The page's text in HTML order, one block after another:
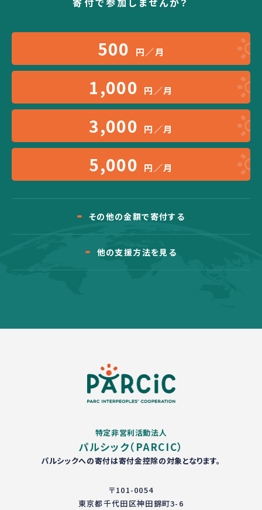
500 円／月
1,000 円／月
3,000 円／月
5,000 円／月
その他の金額で寄付する
他の支援方法を見る
特定非営利活動法人
パルシック（PARCIC）
パルシックへの寄付は寄付金控除の対象となります。
〒101-0054
東京都千代田区神田錦町3-6